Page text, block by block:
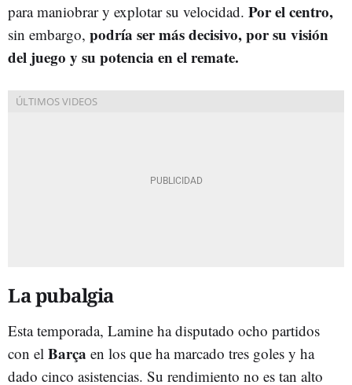
para maniobrar y explotar su velocidad. Por el centro,
sin embargo, podría ser más decisivo, por su visión
del juego y su potencia en el remate.
La pubalgia
Esta temporada, Lamine ha disputado ocho partidos
con el Barça en los que ha marcado tres goles y ha
dado cinco asistencias. Su rendimiento no es tan alto